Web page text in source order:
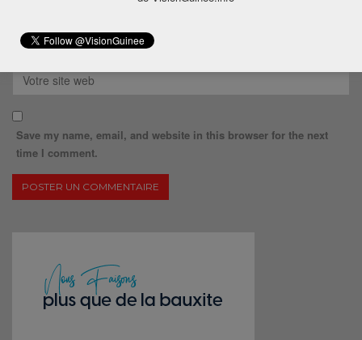
Save my name, email, and website in this browser for the next
time I comment.